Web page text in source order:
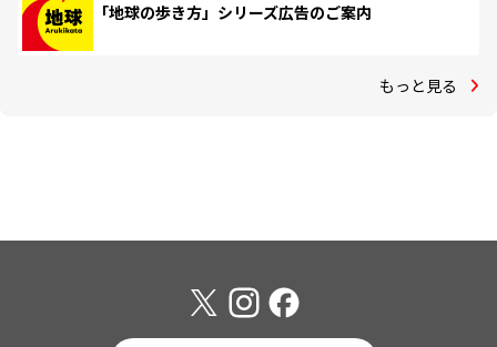
「地球の歩き方」シリーズ広告のご案内
もっと見る